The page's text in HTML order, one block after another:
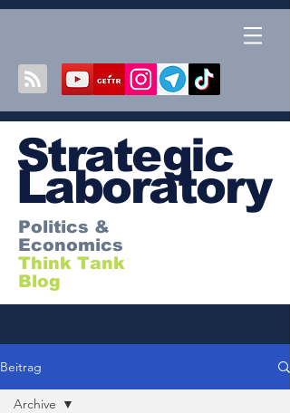
Strategic
Laboratory
Politics &
Economics
Think Tank
Blog
Beitrag
Archive